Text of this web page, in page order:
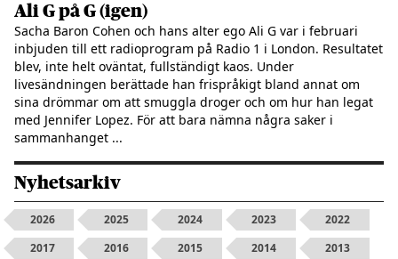
Ali G på G (igen)
Sacha Baron Cohen och hans alter ego Ali G var i februari
inbjuden till ett radioprogram på Radio 1 i London. Resultatet
blev, inte helt oväntat, fullständigt kaos. Under
livesändningen berättade han frispråkigt bland annat om
sina drömmar om att smuggla droger och om hur han legat
med Jennifer Lopez. För att bara nämna några saker i
sammanhanget ...
Nyhetsarkiv
2026 2025 2024 2023
2022
2017
2016 2015 2014
2013